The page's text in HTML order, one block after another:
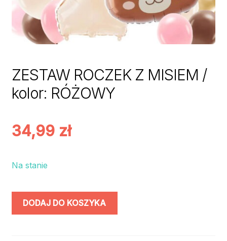
ZESTAW ROCZEK Z MISIEM /
kolor: RÓŻOWY
34,99 zł
Na stanie
ilość
DODAJ DO KOSZYKA